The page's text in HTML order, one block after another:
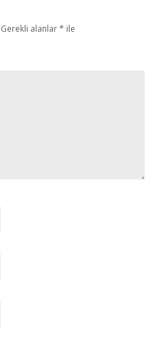
Gerekli alanlar* ile